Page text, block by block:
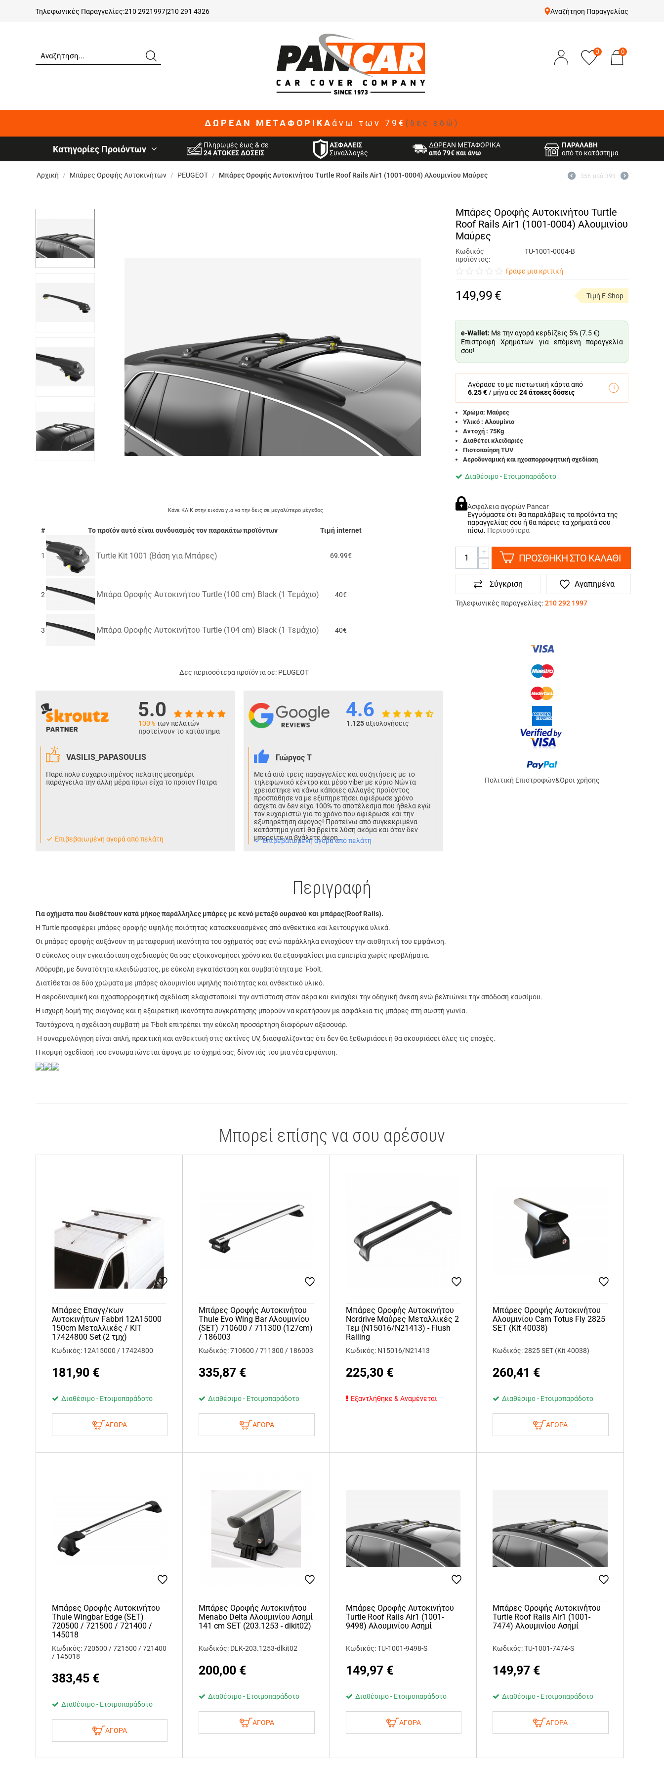
Τηλεφωνικές Παραγγελίες:210 2921997|210 291 4326 Αναζήτηση Παραγγελίας
0 0
ΔΩΡΕΑΝ ΜΕΤΑΦΟΡΙΚΑ άνω των 79€ (δες εδώ)
Κατηγορίες Προιόντων
Πληρωμές έως & σε
24 ΑΤΟΚΕΣ ΔΟΣΕΙΣ
ΑΣΦΑΛΕΙΣ
Συναλλαγές
ΔΩΡΕΑΝ ΜΕΤΑΦΟΡΙΚΑ
από 79€ και άνω
ΠΑΡΑΛΑΒΗ
από το κατάστημα
Αρχική / Μπάρες Οροφής Αυτοκινήτων / PEUGEOT / Μπάρες Οροφής Αυτοκινήτου Turtle Roof Rails Air1 (1001-0004) Αλουμινίου Μαύρες 356 από 393
Κάνε ΚΛΙΚ στην εικόνα για να την δεις σε μεγαλύτερο μέγεθος
# Το προϊόν αυτό είναι συνδυασμός τον παρακάτω προϊόντων Τιμή internet
1 Turtle Kit 1001 (Βάση για Μπάρες) 69.99€
2 Μπάρα Οροφής Αυτοκινήτου Turtle (100 cm) Black (1 Τεμάχιο) 40€
3 Μπάρα Οροφής Αυτοκινήτου Turtle (104 cm) Black (1 Τεμάχιο) 40€
Μπάρες Οροφής Αυτοκινήτου Turtle
Roof Rails Air1 (1001-0004) Αλουμινίου
Μαύρες
Κωδικός
προϊόντος:
TU-1001-0004-B
Γράψε μια κριτική
149,99 € Τιμή E-Shop
e-Wallet: Με την αγορά κερδίζεις 5% (7.5 €)
Επιστροφή Χρημάτων για επόμενη παραγγελία
σου!
Αγόρασε το με πιστωτική κάρτα από
6.25 € / μήνα σε 24 άτοκες δόσεις
Χρώμα: Μαύρες
Υλικό : Αλουμίνιο
Αντοχή : 75Kg
Διαθέτει κλειδαριές
Πιστοποίηση TUV
Aεροδυναμική και ηχοαπορροφητική σχεδίαση
Διαθέσιμο - Ετοιμοπαράδοτο
Ασφάλεια αγορών Pancar
Εγγυόμαστε ότι θα παραλάβεις τα προϊόντα της
παραγγελίας σου ή θα πάρεις τα χρήματά σου
πίσω. Περισσότερα
+
−
ΠΡΟΣΘΗΚΗ ΣΤΟ ΚΑΛΑΘΙ
Σύγκριση Αγαπημένα
Τηλεφωνικές παραγγελίες:210 292 1997
Πολιτική Επιστροφών&Όροι χρήσης
Δες περισσότερα προϊόντα σε: PEUGEOT
5.0
100%των πελατών
προτείνουν το κατάστημα
VASILIS_PAPASOULIS
Παρά πολυ ευχαριστημένος πελατης μεσημέρι
παράγγειλα την άλλη μέρα πρωι είχα το προιον Πατρα
Eπιβεβαιωμένη αγορά από πελάτη
4.6
1.125αξιολογήσεις
Γιώργος Τ
Μετά από τρεις παραγγελίες και συζητήσεις με το
τηλεφωνικό κέντρο και μέσο viber με κύριο Νώντα
χρειάστηκε να κάνω κάποιες αλλαγές προϊόντος
προσπάθησε να με εξυπηρετήσει αφιέρωσε χρόνο
άσχετα αν δεν είχα 100% το αποτέλεσμα που ήθελα εγώ
τον ευχαριστώ για το χρόνο που αφιέρωσε και την
εξυπηρέτηση άψογος! Προτείνω από συγκεκριμένα
κατάστημα γιατί θα βρείτε λύση ακόμα και όταν δεν
μπορείτε να βγάλετε άκρη..
Eπιβεβαιωμένη αγορά από πελάτη
Περιγραφή
Για οχήματα που διαθέτουν κατά μήκος παράλληλες μπάρες με κενό μεταξύ ουρανού και μπάρας(Roof Rails).
Η Turtle προσφέρει μπάρες οροφής υψηλής ποιότητας κατασκευασμένες από ανθεκτικά και λειτουργικά υλικά.
Οι μπάρες οροφής αυξάνουν τη μεταφορική ικανότητα του οχήματός σας ενώ παράλληλα ενισχύουν την αισθητική του εμφάνιση.
Ο εύκολος στην εγκατάσταση σχεδιασμός θα σας εξοικονομήσει χρόνο και θα εξασφαλίσει μια εμπειρία χωρίς προβλήματα.
Αθόρυβη, με δυνατότητα κλειδώματος, με εύκολη εγκατάσταση και συμβατότητα με T-bolt.
Διατίθεται σε δύο χρώματα με μπάρες αλουμινίου υψηλής ποιότητας και ανθεκτικό υλικό.
Η αεροδυναμική και ηχοαπορροφητική σχεδίαση ελαχιστοποιεί την αντίσταση στον αέρα και ενισχύει την οδηγική άνεση ενώ βελτιώνει την απόδοση καυσίμου.
Η ισχυρή δομή της σιαγόνας και η εξαιρετική ικανότητα συγκράτησης μπορούν να κρατήσουν με ασφάλεια τις μπάρες στη σωστή γωνία.
Ταυτόχρονα, η σχεδίαση συμβατή με T-bolt επιτρέπει την εύκολη προσάρτηση διαφόρων αξεσουάρ.
Η συναρμολόγηση είναι απλή, πρακτική και ανθεκτική στις ακτίνες UV, διασφαλίζοντας ότι δεν θα ξεθωριάσει ή θα σκουριάσει όλες τις εποχές.
Η κομψή σχεδίασή του ενσωματώνεται άψογα με το όχημά σας, δίνοντάς του μια νέα εμφάνιση.
Μπορεί επίσης να σου αρέσουν
Μπάρες Επαγγ/κων
Αυτοκινήτων Fabbri 12Α15000
150cm Μεταλλικές / KIT
17424800 Set (2 τμχ)
Κωδικός: 12Α15000 / 17424800
181,90 €
Διαθέσιμο - Ετοιμοπαράδοτο
ΑΓΟΡΑ
Μπάρες Οροφής Αυτοκινήτου
Thule Evo Wing Bar Αλουμινίου
(SET) 710600 / 711300 (127cm)
/ 186003
Κωδικός: 710600 / 711300 / 186003
335,87 €
Διαθέσιμο - Ετοιμοπαράδοτο
ΑΓΟΡΑ
Μπάρες Οροφής Αυτοκινήτου
Nordrive Μαύρες Μεταλλικές 2
Τεμ (N15016/N21413) - Flush
Railing
Κωδικός: N15016/N21413
225,30 €
Εξαντλήθηκε & Αναμένεται
Μπάρες Οροφής Αυτοκινήτου
Αλουμινίου Cam Totus Fly 2825
SET (Kit 40038)
Κωδικός: 2825 SET (Kit 40038)
260,41 €
Διαθέσιμο - Ετοιμοπαράδοτο
ΑΓΟΡΑ
Μπάρες Οροφής Αυτοκινήτου
Thule Wingbar Edge (SET)
720500 / 721500 / 721400 /
145018
Κωδικός: 720500 / 721500 / 721400
/ 145018
383,45 €
Διαθέσιμο - Ετοιμοπαράδοτο
ΑΓΟΡΑ
Μπάρες Οροφής Αυτοκινήτου
Menabo Delta Αλουμινίου Ασημί
141 cm SET (203.1253 - dlkit02)
Κωδικός: DLK-203.1253-dlkit02
200,00 €
Διαθέσιμο - Ετοιμοπαράδοτο
ΑΓΟΡΑ
Μπάρες Οροφής Αυτοκινήτου
Turtle Roof Rails Air1 (1001-
9498) Αλουμινίου Ασημί
Κωδικός: TU-1001-9498-S
149,97 €
Διαθέσιμο - Ετοιμοπαράδοτο
ΑΓΟΡΑ
Μπάρες Οροφής Αυτοκινήτου
Turtle Roof Rails Air1 (1001-
7474) Αλουμινίου Ασημί
Κωδικός: TU-1001-7474-S
149,97 €
Διαθέσιμο - Ετοιμοπαράδοτο
ΑΓΟΡΑ